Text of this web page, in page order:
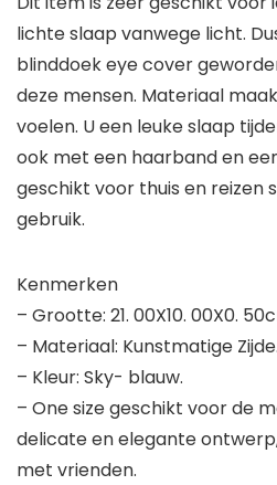
lichte slaap vanwege licht.
blinddoek eye cover
deze mensen. Materiaal
voelen. U een leuke slaap
ook met een haarband en
geschikt voor thuis en reizen
gebruik.
Kenmerken
– Grootte: 21. 00X10. 00X0.
– Materiaal: Kunstmatige Zijde.
– Kleur: Sky- blauw.
– One size geschikt voor de
delicate en elegante
met vrienden.